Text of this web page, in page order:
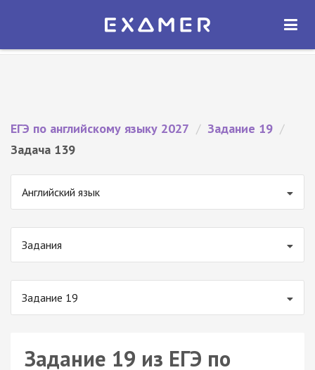
Экзамер — ЕГЭ 2027
ОТКРЫТЬ
ЕГЭ по английскому языку 2027 / Задание 19 /
Задача 139
Английский язык
Задания
Задание 19
Задание 19 из ЕГЭ по